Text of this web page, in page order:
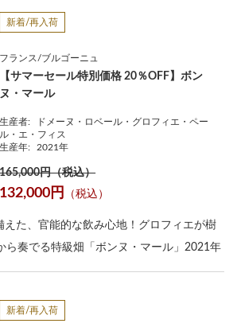
新着/再入荷
フランス/ブルゴーニュ
【サマーセール特別価格 20％OFF】ボン
ヌ・マール
生産者:
ドメーヌ・ロベール・グロフィエ・ペー
ル・エ・フィス
生産年:
2021年
165,000円（税込）
132,000円 （税込）
えた、官能的な飲み心地！グロフィエが樹
ら奏でる特級畑「ボンヌ・マール」2021年
新着/再入荷